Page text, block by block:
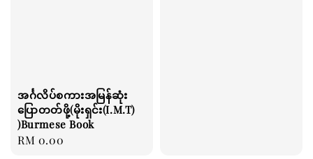
အင်္ဂလိပ်စကားအမြန်ဆုံး
ပြောတတ်ဖို့(မိုးရှင်း(I.M.T)
)Burmese Book
Regular
RM 0.00